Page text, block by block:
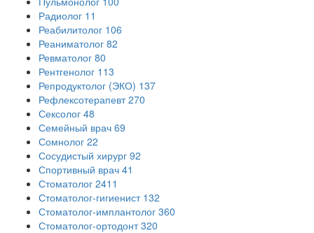
Радиолог 11
Реабилитолог 106
Реаниматолог 82
Ревматолог 80
Рентгенолог 113
Репродуктолог (ЭКО) 137
Рефлексотерапевт 270
Сексолог 48
Семейный врач 69
Сомнолог 22
Сосудистый хирург 92
Спортивный врач 41
Стоматолог 2411
Стоматолог-гигиенист 132
Стоматолог-имплантолог 360
Стоматолог-ортодонт 320